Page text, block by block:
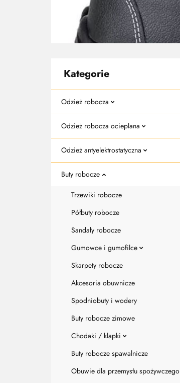
Kategorie
Odzież robocza
Odzież robocza ocieplana
Odzież antyelektrostatyczna
Buty robocze
Trzewiki robocze
Półbuty robocze
Sandały robocze
Gumowce i gumofilce
Skarpety robocze
Akcesoria obuwnicze
Spodniobuty i wodery
Buty robocze zimowe
Chodaki / klapki
Buty robocze spawalnicze
Obuwie dla przemysłu spożywczego